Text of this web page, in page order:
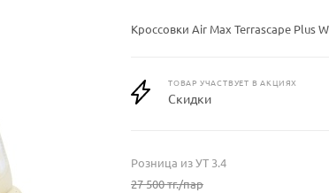
Кроссовки Air Max Terrascape Plus
ТОВАР УЧАСТВУЕТ В АКЦИЯХ
Скидки
Розница из УТ 3.4
27 500тг./пар